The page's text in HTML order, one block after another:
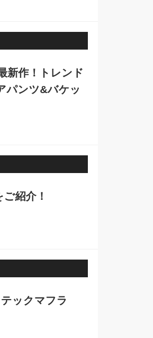
新作！トレンド
パンツ&バケッ
紹介！
ックマフラ